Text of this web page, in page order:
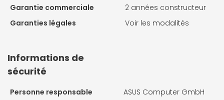
Garantie commerciale
2 années constructeur
Garanties légales
Voir les modalités
Informations de
sécurité
Personne responsable
ASUS Computer GmbH